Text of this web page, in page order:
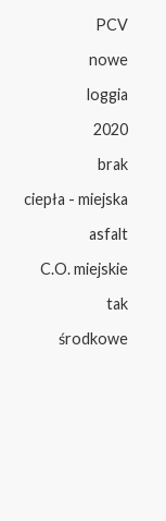
PCV
nowe
loggia
2020
brak
ciepła - miejska
asfalt
C.O. miejskie
tak
środkowe